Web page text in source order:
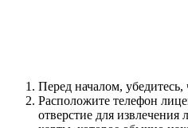
Перед началом,
Расположите телефон
отверстие для